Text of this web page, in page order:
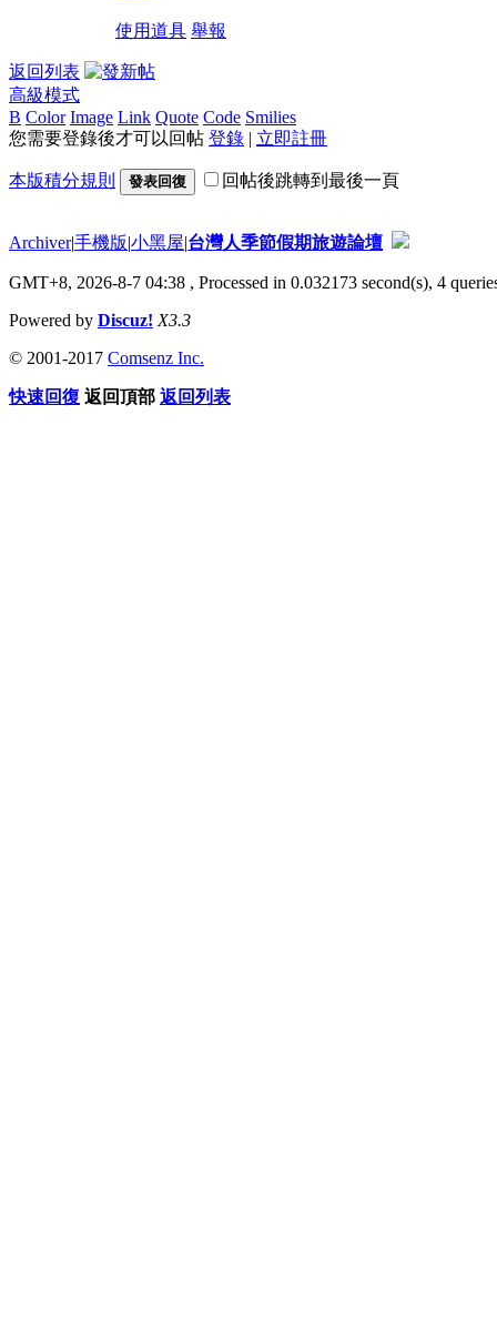
使用道具 舉報
返回列表
高級模式
B Color Image Link Quote Code Smilies
您需要登錄後才可以回帖 登錄 | 立即註冊
本版積分規則 發表回復 回帖後跳轉到最後一頁
Archiver|手機版|小黑屋|台灣人季節假期旅遊論壇
GMT+8, 2026-8-7 04:38 , Processed in 0.032173 second(s), 4
Powered by Discuz! X3.3
© 2001-2017 Comsenz Inc.
快速回復 返回頂部 返回列表